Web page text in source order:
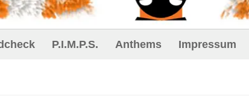
P.I.M.P.S. Anthems Impressum